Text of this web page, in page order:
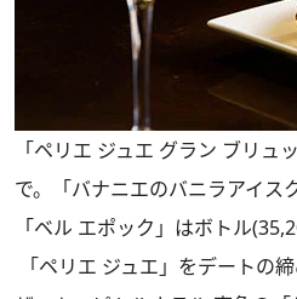
「ペリエ ジュエ グラン ブリ
で。「バナニエのバニラアイス
「ベル エポック」はボトル
「ペリエ ジュエ」をデートの